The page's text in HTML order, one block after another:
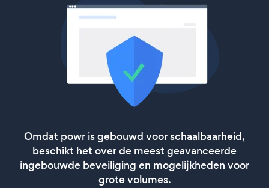
Omdat powr is gebouwd voor schaalbaarheid,
beschikt het over de meest geavanceerde
ingebouwde beveiliging en mogelijkheden voor
grote volumes.